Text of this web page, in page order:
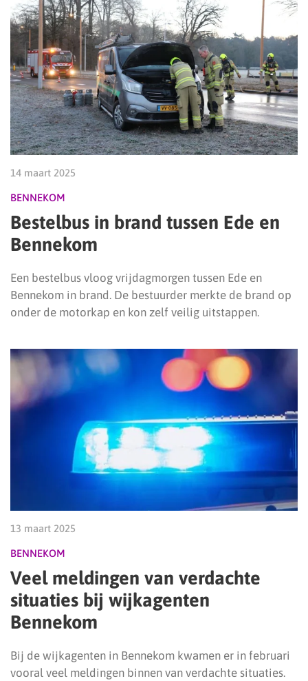
14 maart 2025
BENNEKOM
Bestelbus in brand tussen Ede en
Bennekom
Een bestelbus vloog vrijdagmorgen tussen Ede en
Bennekom in brand. De bestuurder merkte de brand op
onder de motorkap en kon zelf veilig uitstappen.
13 maart 2025
BENNEKOM
Veel meldingen van verdachte
situaties bij wijkagenten
Bennekom
Bij de wijkagenten in Bennekom kwamen er in februari
vooral veel meldingen binnen van verdachte situaties.